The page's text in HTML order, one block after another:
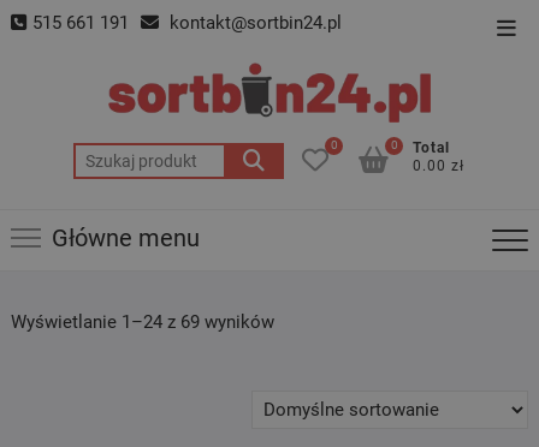
Skip 515 661 191 kontakt@sortbin24.pl
Szukaj:
0
Total
0.00 zł
0
Główne menu
Wyświetlanie 1–24 z 69 wyników